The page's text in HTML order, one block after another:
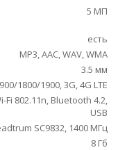
5 МП
есть
MP3, AAC, WAV, WMA
3.5 мм
1800/1900, 3G, 4G LTE
Fi 802.11n, Bluetooth 4.2,
USB
SC9832, 1400 МГц
8 Гб